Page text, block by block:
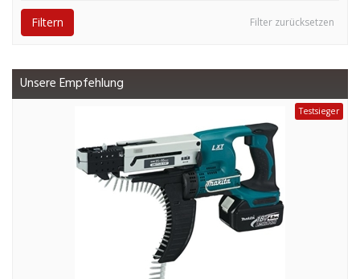
Filter zurücksetzen
Filtern
Unsere Empfehlung
Testsieger